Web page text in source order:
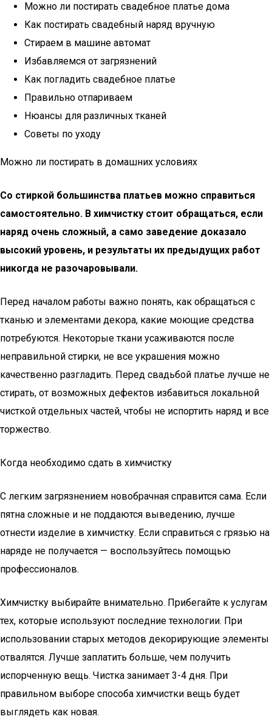
Можно ли постирать свадебное платье дома
Как постирать свадебный наряд вручную
Стираем в машине автомат
Избавляемся от загрязнений
Как погладить свадебное платье
Правильно отпариваем
Нюансы для различных тканей
Советы по уходу
Можно ли постирать в домашних условиях
Со стиркой большинства платьев можно справиться
самостоятельно. В химчистку стоит обращаться, если
наряд очень сложный, а само заведение доказало
высокий уровень, и результаты их предыдущих работ
никогда не разочаровывали.
Перед началом работы важно понять, как обращаться с
тканью и элементами декора, какие моющие средства
потребуются. Некоторые ткани усаживаются после
неправильной стирки, не все украшения можно
качественно разгладить. Перед свадьбой платье лучше не
стирать, от возможных дефектов избавиться локальной
чисткой отдельных частей, чтобы не испортить наряд и все
торжество.
Когда необходимо сдать в химчистку
С легким загрязнением новобрачная справится сама. Если
пятна сложные и не поддаются выведению, лучше
отнести изделие в химчистку. Если справиться с грязью на
наряде не получается — воспользуйтесь помощью
профессионалов.
Химчистку выбирайте внимательно. Прибегайте к услугам
тех, которые используют последние технологии. При
использовании старых методов декорирующие элементы
отвалятся. Лучше заплатить больше, чем получить
испорченную вещь. Чистка занимает 3-4 дня. При
правильном выборе способа химчистки вещь будет
выглядеть как новая.